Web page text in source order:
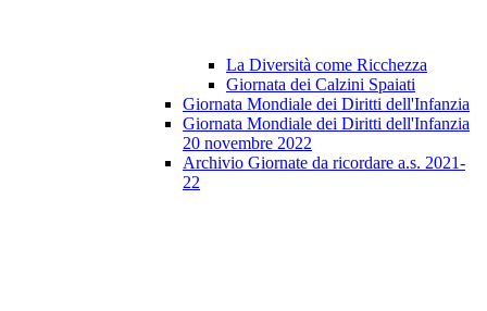
La Diversità come Ricchezza
Giornata dei Calzini Spaiati
Giornata Mondiale dei Diritti dell'Infanzia
Giornata Mondiale dei Diritti dell'Infanzia
20 novembre 2022
Archivio Giornate da ricordare a.s. 2021-
22